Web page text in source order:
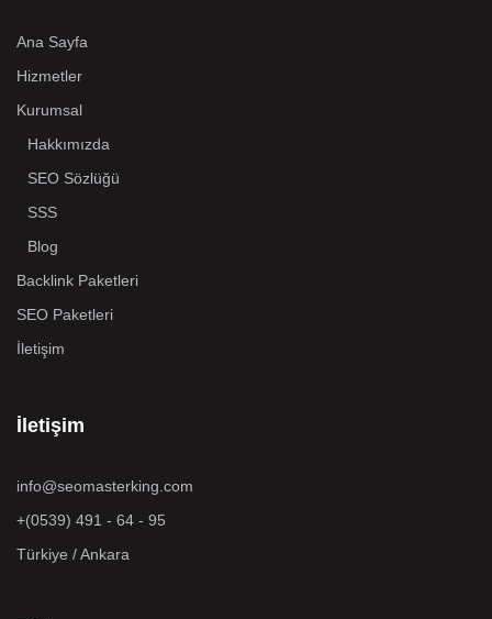
Ana Sayfa
Hizmetler
Kurumsal
Hakkımızda
SEO Sözlüğü
SSS
Blog
Backlink Paketleri
SEO Paketleri
İletişim
İletişim
info@seomasterking.com
+(0539) 491 - 64 - 95
Türkiye / Ankara